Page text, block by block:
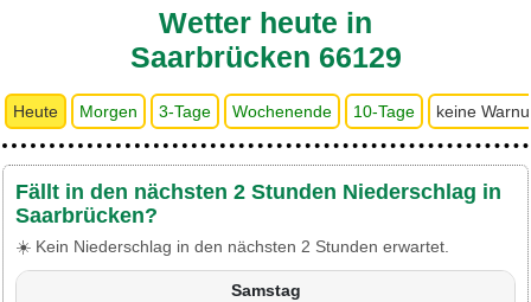
Wetter heute in
Saarbrücken 66129
Heute Morgen 3-Tage Wochenende 10-Tage keine
Fällt in den nächsten 2 Stunden Niederschlag in
Saarbrücken?
☀️ Kein Niederschlag in den nächsten 2 Stunden erwartet.
Samstag